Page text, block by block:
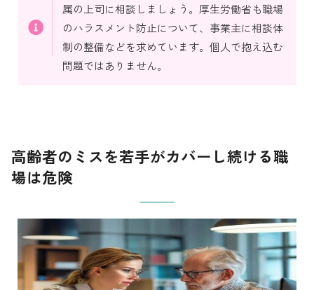
属の上司に相談しましょう。厚生労働省も職場
のハラスメント防止について、事業主に相談体
制の整備などを求めています。個人で抱え込む
問題ではありません。
高齢者のミスを若手がカバーし続ける職
場は危険